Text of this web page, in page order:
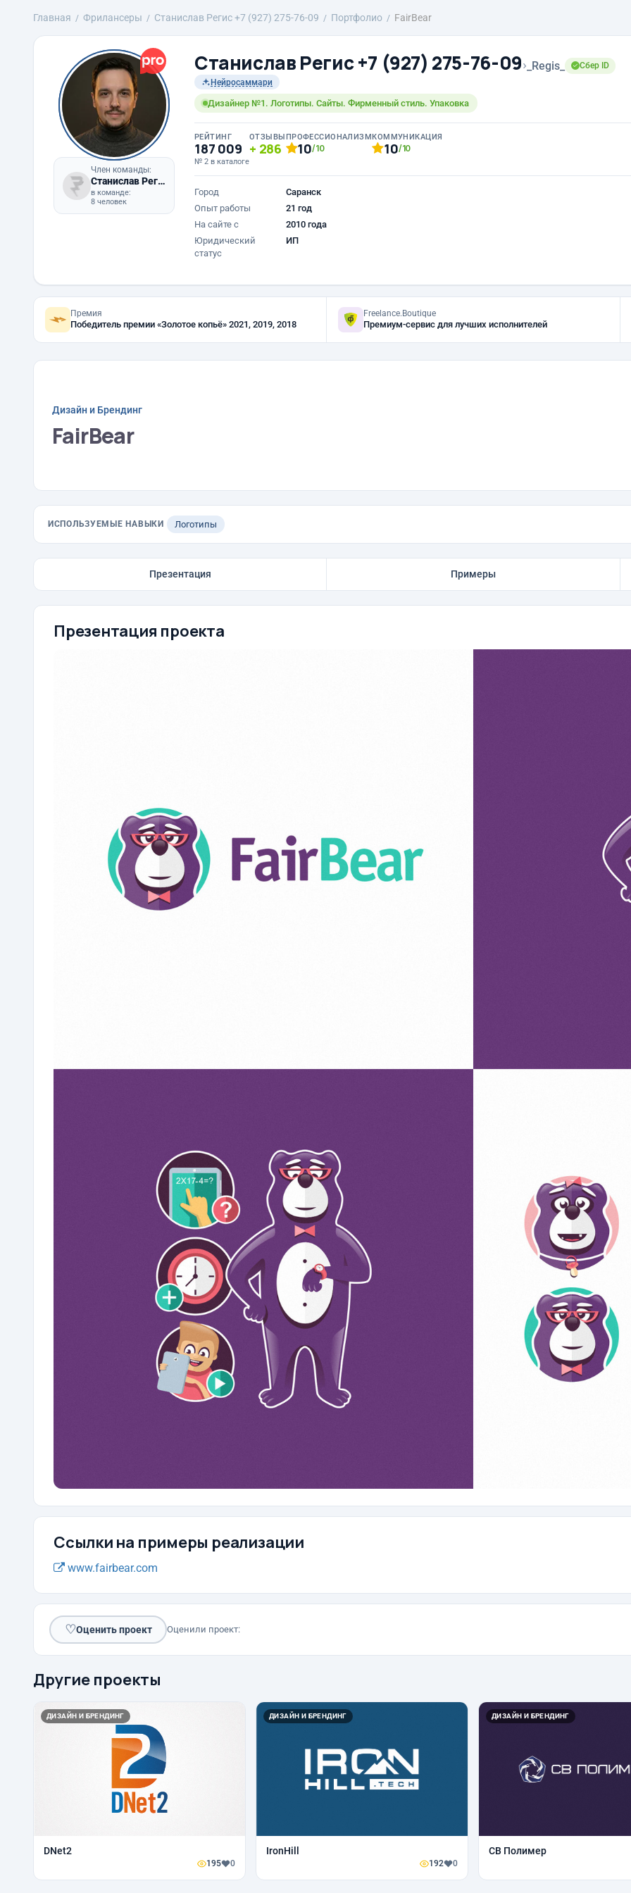
Главная Фрилансеры Станислав Регис +7 (927) 275-76-09 Портфолио FairBear
Член команды:
Станислав Регис
в команде:
8 человек
Станислав Регис +7 (927) 275-76-09› _Regis_
Сбер ID
Нейросаммари
Дизайнер №1. Логотипы. Сайты. Фирменный стиль. Упаковка
РЕЙТИНГ
187 009
№ 2 в каталоге
ОТЗЫВЫ
286
ПРОФЕССИОНАЛИЗМ
10/10
КОММУНИКАЦИЯ
10/10
Город
Саранск
Опыт работы
21 год
На сайте с
2010 года
Юридический
статус
ИП
Премия
Победитель премии «Золотое копьё» 2021, 2019, 2018
Freelance.Boutique
Премиум-сервис для лучших исполнителей
Дизайн и Брендинг
FairBear
ИСПОЛЬЗУЕМЫЕ НАВЫКИ Логотипы
Презентация Примеры
Презентация проекта
Ссылки на примеры реализации
www.fairbear.com
♡Оценить проект Оценили проект:
Другие проекты
ДИЗАЙН И БРЕНДИНГ
DNet2
195 0
ДИЗАЙН И БРЕНДИНГ
IronHill
192 0
ДИЗАЙН И БРЕНДИНГ
СВ Полимер